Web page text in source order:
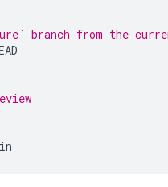
branch from the